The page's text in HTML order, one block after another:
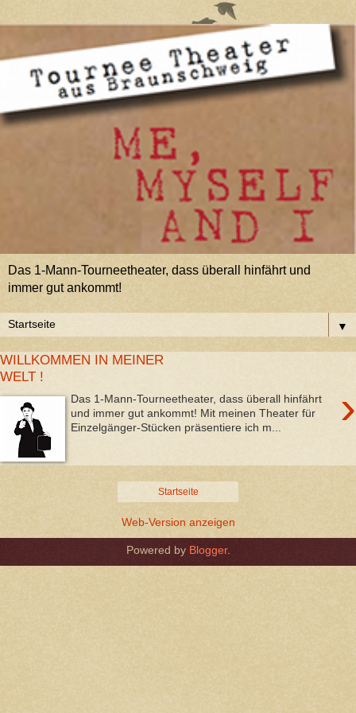
Das 1-Mann-Tourneetheater, dass überall hinfährt und
immer gut ankommt!
▼
WILLKOMMEN IN MEINER
WELT !
›
Das 1-Mann-Tourneetheater, dass überall hinfährt
und immer gut ankommt! Mit meinen Theater für
Einzelgänger-Stücken präsentiere ich m...
Startseite
Web-Version anzeigen
Powered by Blogger.